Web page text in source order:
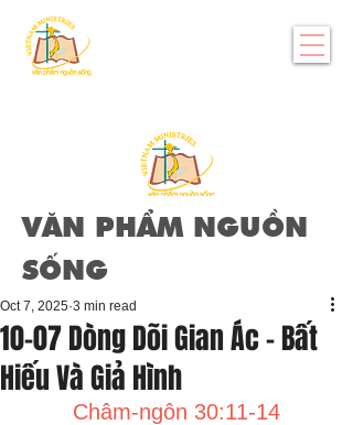
VĂN PHẨM NGUỒN
SỐNG
10-07 Dòng Dõi Gian Ác - Bất
Hiếu Và Giả Hình
Oct 7, 2025 3 min read
Châm-ngôn 30:11-14